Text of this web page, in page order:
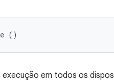
()
em todos os